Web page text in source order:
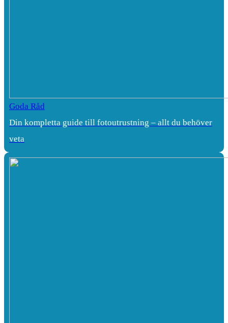
Goda Råd
Din kompletta guide till fotoutrustning – allt du behöver
veta